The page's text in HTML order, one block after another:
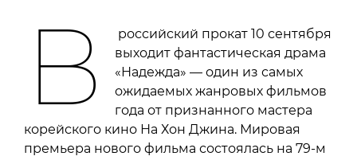
В
российский прокат 10 сентября
выходит фантастическая драма
«Надежда» — один из самых
ожидаемых жанровых фильмов
года от признанного мастера
корейского кино На Хон Джина. Мировая
премьера нового фильма состоялась на 79-м